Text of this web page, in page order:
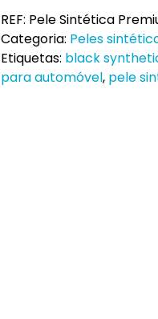
Premium
Dark
Black
ao
REF: Pele Sintética
Categoria: Peles
Etiquetas: black
para automóvel, pele